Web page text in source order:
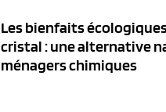
Les bienfaits
cristal : une alternative
ménagers chimiques